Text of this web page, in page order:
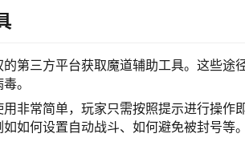
第三方平台获取魔道辅助工具。这些途
。
非常简单，玩家只需按照提示进行操作
如何设置自动战斗、如何避免被封号等。